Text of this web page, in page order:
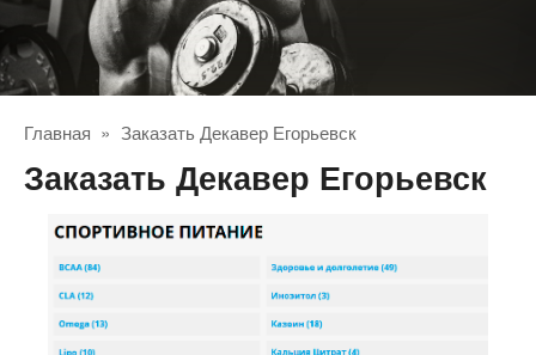
Главная » Заказать Декавер Егорьевск
Заказать Декавер Егорьевск